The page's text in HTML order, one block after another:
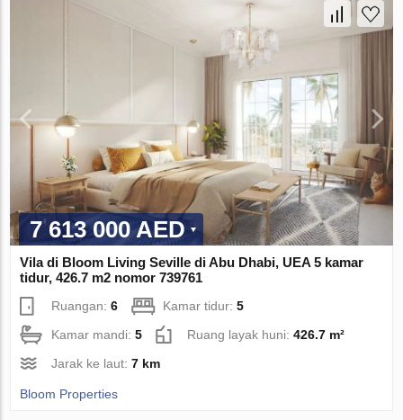
7 613 000 AED
Vila di Bloom Living Seville di Abu Dhabi, UEA 5 kamar
tidur, 426.7 m2 nomor 739761
Ruangan:6 Kamar tidur:5
Kamar mandi:5 Ruang layak huni:426.7 m²
Jarak ke laut:7 km
Bloom Properties